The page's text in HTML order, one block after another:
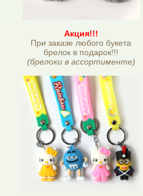
Акция!!!
При заказе любого букета
брелок в подарок!!!
(брелоки в ассортименте)